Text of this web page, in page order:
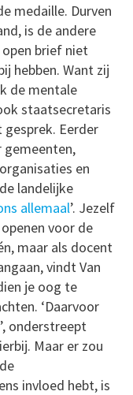
medaille. Durven
is de andere
brief niet
hebben. Want zij
de mentale
staatsecretaris
Eerder
gemeenten,
en
landelijke
allemaal’. Jezelf
voor de
maar als docent
vindt Van
je oog te
‘Daarvoor
onderstreept
Maar er zou
invloed hebt, is